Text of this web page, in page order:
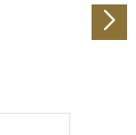
Unsere
mit